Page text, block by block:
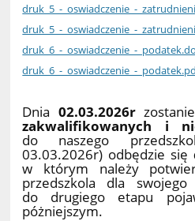
druk_5_-_oswiadczenie_-
druk_5_-_oswiadczenie_-
druk_6_-_oswiadczenie_-
druk_6_-_oswiadczenie_-
Dnia 02.03.2026r
zakwalifikowanych i
do naszego
03.03.2026r) odbędzie się
w którym należy
przedszkola dla
do drugiego etapu
póżniejszym.